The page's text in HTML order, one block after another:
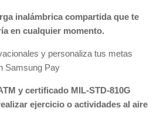
inalámbrica compartida que te
en cualquier momento.
y personaliza tus metas
Samsung Pay
y certificado MIL-STD-810G
ejercicio o actividades al aire